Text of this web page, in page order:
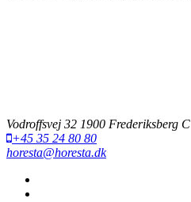
Vodroffsvej 32 1900 Frederiksberg C
+45 35 24 80 80
horesta@horesta.dk